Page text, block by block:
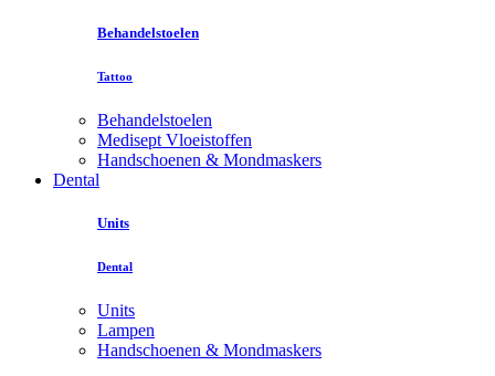
Behandelstoelen
Tattoo
Behandelstoelen
Medisept Vloeistoffen
Handschoenen & Mondmaskers
Dental
Units
Dental
Units
Lampen
Handschoenen & Mondmaskers